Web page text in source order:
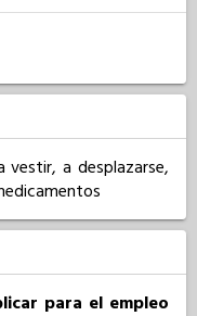
vestir, a desplazarse,
para el empleo